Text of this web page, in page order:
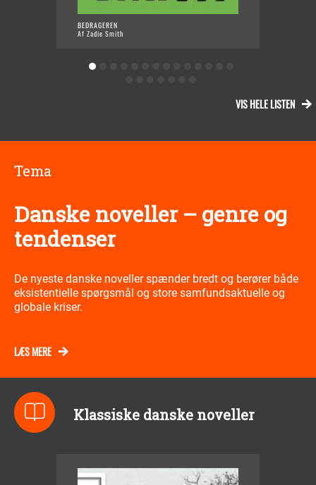
BEDRAGEREN
Af Zadie Smith
VIS HELE LISTEN
Tema
Danske noveller – genre og
tendenser
De nyeste danske noveller spænder bredt og berører både
eksistentielle spørgsmål og store samfundsaktuelle og
globale kriser.
LÆS MERE
Klassiske danske noveller